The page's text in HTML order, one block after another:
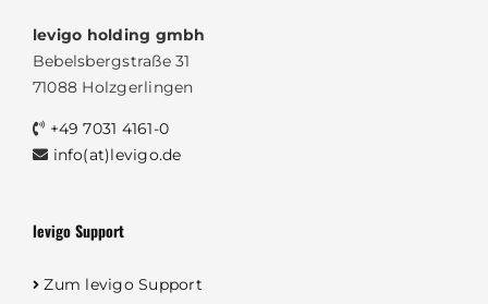
levigo holding gmbh
Bebelsbergstraße 31
71088 Holzgerlingen
+49 7031 4161-0
info(at)levigo.de
levigo Support
Zum levigo Support